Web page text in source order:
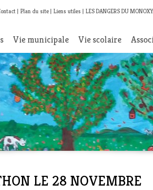
Plan du site Liens utiles LES DANGERS DU
Vie municipale Vie scolaire
LE 28 NOVEMBRE